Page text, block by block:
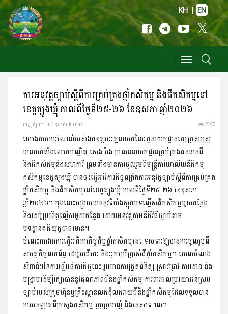
KH | EN
Toggle
navigation
ការអនុវត្តច្បាប់ស្តីពីការគ្រប់គ្រងថ្នាំកសិកម្ម និងជីកសិកម្មនៅ
ខេត្តត្បូងឃ្មុំ កាលពីថ្ងៃទី២៥-២៦ ខែឧសភា ឆ្នាំ២០២៦
ចេញ​ផ្សាយ​ ២៨ ឧសភា ២០២៦ 2167
យោងតាមការណែនាំរបស់ឯកឧត្តមអគ្គនាយកនៃអគ្គនាយកដ្ឋានក្សេត្រសាស្រ្ត
បានចាត់តាំងលោកបណ្ឌិត សេង វ៉ាង ប្រធាននាយកដ្ឋានគ្រប់គ្រងធនធានដី
និងជីកសិកម្មនិងសហការី ព្រមទាំងមានការចូលរួមពីមន្រ្តីការិយាល័យនីតិកម្ម
កសិកម្មខេត្តត្បូងឃ្មុំ បានចុះធ្វើអធិការកិច្ចពង្រឹងការអនុវត្តច្បាប់ស្តីពីការគ្រប់គ្រង
ថ្នាំកសិកម្ម និងជីកសិកម្មនៅខេត្តត្បូងឃ្មុំ កាលពីថ្ងៃទី២៥-២៦ ខែឧសភា
ឆ្នាំ២០២៦។ ក្នុងនោះបង្រ្កាបបាននូវទីតាំងស្តុកបទល្មើសជីកសិកម្មមួយកន្លែង
និងដេប៉ូប្រព្រឹត្តល្មើសមួយកន្លែង ដោយអនុវត្តតាមនីតិវិធីច្បាប់តាម
បទដ្ឋានគតិយុត្តជាធរមាន។
ចំពោះការងារការធ្វើអធិការកិច្ចជីឬថ្នាំកសិកម្មនេះ ទាមទារឱ្យមានការចូលរួមពី
សមត្ថកិច្ចពាក់ព័ន្ធ ដេប៉ូអាជីវករ និងអ្នកប្រើប្រាស់ជីថ្នាំកសិកម្ម។ គោលបំណង
សំខាន់ៗនៃការធ្វើអធិការកិច្ចនេះ រួមមានការត្រួតពិនិត្យ ស្រាវជ្រាវ តាមដាន និង
បង្រ្កាបដើម្បីរក្សាបាននូវគុណភាពជីនិងថ្នាំកសិកម្ម ការពារផលប្រយោជន៍ស្រប
ច្បាប់របស់ក្រុមហ៊ុនឬគ្រឹះស្ថានលក់ដុំលក់រាយជីនិងថ្នាំកសិកម្មដែលទទួលបាន
ការអនុញ្ញាតពីក្រសួងកសិកម្ម រុក្ខាប្រមាញ់ និងនេសាទ។ល។